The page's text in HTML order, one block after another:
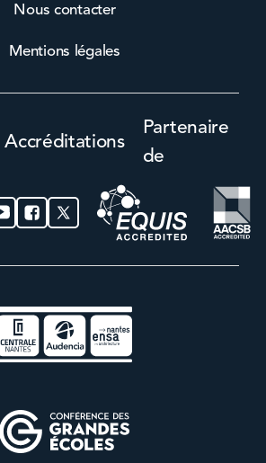
Nous contacter
Mentions légales
Accréditations
Partenaire
de